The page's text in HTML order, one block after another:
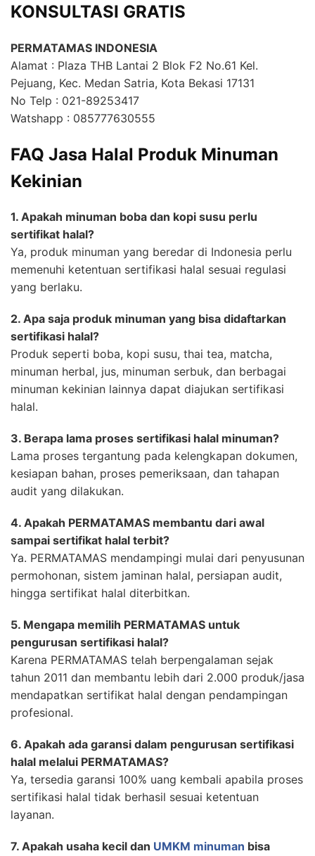
KONSULTASI GRATIS
PERMATAMAS INDONESIA
Alamat : Plaza THB Lantai 2 Blok F2 No.61 Kel.
Pejuang, Kec. Medan Satria, Kota Bekasi 17131
No Telp : 021-89253417
Watshapp : 085777630555
FAQ Jasa Halal Produk Minuman
Kekinian
1. Apakah minuman boba dan kopi susu perlu
sertifikat halal?
Ya, produk minuman yang beredar di Indonesia perlu
memenuhi ketentuan sertifikasi halal sesuai regulasi
yang berlaku.
2. Apa saja produk minuman yang bisa didaftarkan
sertifikasi halal?
Produk seperti boba, kopi susu, thai tea, matcha,
minuman herbal, jus, minuman serbuk, dan berbagai
minuman kekinian lainnya dapat diajukan sertifikasi
halal.
3. Berapa lama proses sertifikasi halal minuman?
Lama proses tergantung pada kelengkapan dokumen,
kesiapan bahan, proses pemeriksaan, dan tahapan
audit yang dilakukan.
4. Apakah PERMATAMAS membantu dari awal
sampai sertifikat halal terbit?
Ya. PERMATAMAS mendampingi mulai dari penyusunan
permohonan, sistem jaminan halal, persiapan audit,
hingga sertifikat halal diterbitkan.
5. Mengapa memilih PERMATAMAS untuk
pengurusan sertifikasi halal?
Karena PERMATAMAS telah berpengalaman sejak
tahun 2011 dan membantu lebih dari 2.000 produk/jasa
mendapatkan sertifikat halal dengan pendampingan
profesional.
6. Apakah ada garansi dalam pengurusan sertifikasi
halal melalui PERMATAMAS?
Ya, tersedia garansi 100% uang kembali apabila proses
sertifikasi halal tidak berhasil sesuai ketentuan
layanan.
7. Apakah usaha kecil dan UMKM minuman bisa